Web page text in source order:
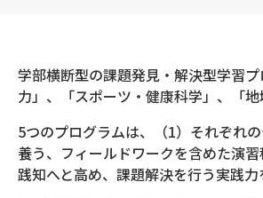
学部横断型の課題発見・解決型学習
力」、「スポーツ・健康科学」、「
5つのプログラムは、（1）それぞれ
養う、フィールドワークを含めた演
践知へと高め、課題解決を行う実践力